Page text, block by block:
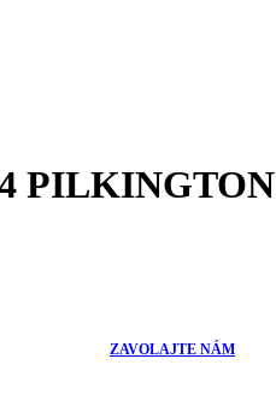
PILKINGTON
ZAVOLAJTE NÁM